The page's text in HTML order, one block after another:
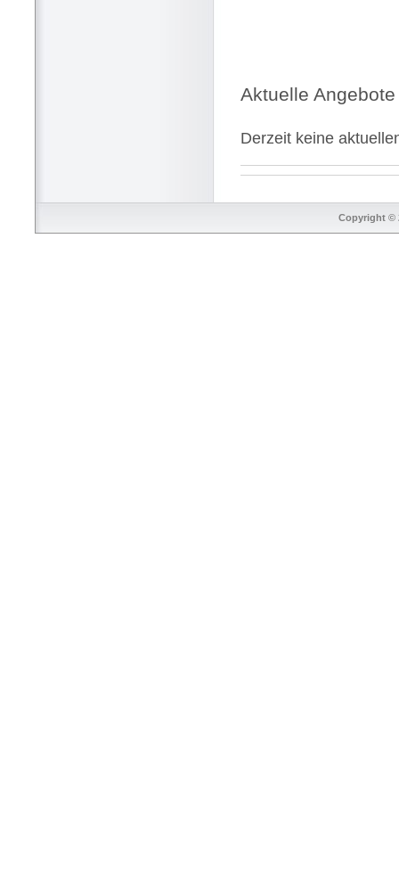
Aktuelle Angebote
Derzeit keine
Copyright ©